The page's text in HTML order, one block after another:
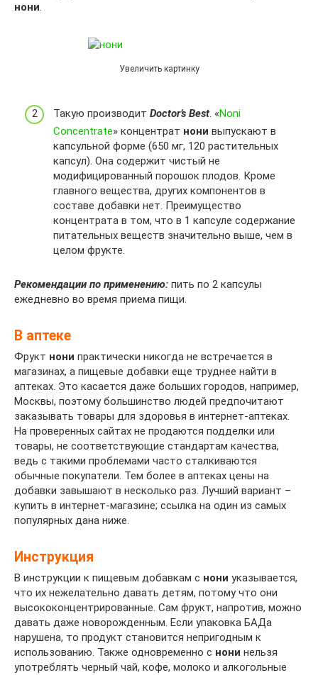
нони.
Увеличить картинку
Такую производит Doctor’s Best. «Noni
Concentrate» концентрат нони выпускают в
капсульной форме (650 мг, 120 растительных
капсул). Она содержит чистый не
модифицированный порошок плодов. Кроме
главного вещества, других компонентов в
составе добавки нет. Преимущество
концентрата в том, что в 1 капсуле содержание
питательных веществ значительно выше, чем в
целом фрукте.
Рекомендации по применению: пить по 2 капсулы
ежедневно во время приема пищи.
В аптеке
Фрукт нони практически никогда не встречается в
магазинах, а пищевые добавки еще труднее найти в
аптеках. Это касается даже больших городов, например,
Москвы, поэтому большинство людей предпочитают
заказывать товары для здоровья в интернет-аптеках.
На проверенных сайтах не продаются подделки или
товары, не соответствующие стандартам качества,
ведь с такими проблемами часто сталкиваются
обычные покупатели. Тем более в аптеках цены на
добавки завышают в несколько раз. Лучший вариант –
купить в интернет-магазине; ссылка на один из самых
популярных дана ниже.
Инструкция
В инструкции к пищевым добавкам с нони указывается,
что их нежелательно давать детям, потому что они
высококонцентрированные. Сам фрукт, напротив, можно
давать даже новорожденным. Если упаковка БАДа
нарушена, то продукт становится непригодным к
использованию. Также одновременно с нони нельзя
употреблять черный чай, кофе, молоко и алкогольные